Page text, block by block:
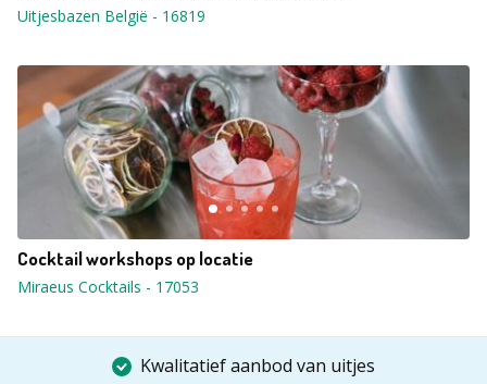
Uitjesbazen België - 16819
Cocktail workshops op locatie
Miraeus Cocktails - 17053
Kwalitatief aanbod van uitjes